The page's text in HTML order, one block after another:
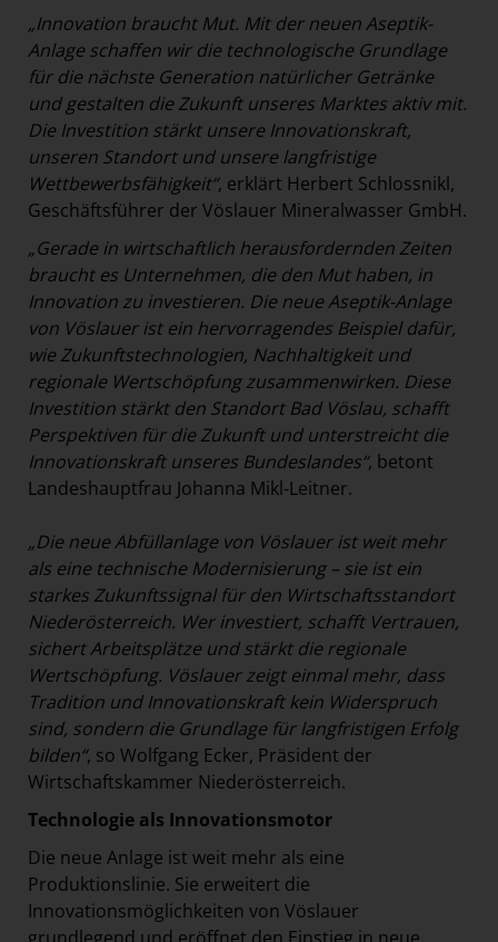
„Innovation braucht Mut. Mit der neuen Aseptik-
Anlage schaffen wir die technologische Grundlage
für die nächste Generation natürlicher Getränke
und gestalten die Zukunft unseres Marktes aktiv mit.
Die Investition stärkt unsere Innovationskraft,
unseren Standort und unsere langfristige
Wettbewerbsfähigkeit“, erklärt Herbert Schlossnikl,
Geschäftsführer der Vöslauer Mineralwasser GmbH.
„Gerade in wirtschaftlich herausfordernden Zeiten
braucht es Unternehmen, die den Mut haben, in
Innovation zu investieren. Die neue Aseptik-Anlage
von Vöslauer ist ein hervorragendes Beispiel dafür,
wie Zukunftstechnologien, Nachhaltigkeit und
regionale Wertschöpfung zusammenwirken. Diese
Investition stärkt den Standort Bad Vöslau, schafft
Perspektiven für die Zukunft und unterstreicht die
Innovationskraft unseres Bundeslandes“, betont
Landeshauptfrau Johanna Mikl-Leitner.
„Die neue Abfüllanlage von Vöslauer ist weit mehr
als eine technische Modernisierung – sie ist ein
starkes Zukunftssignal für den Wirtschaftsstandort
Niederösterreich. Wer investiert, schafft Vertrauen,
sichert Arbeitsplätze und stärkt die regionale
Wertschöpfung. Vöslauer zeigt einmal mehr, dass
Tradition und Innovationskraft kein Widerspruch
sind, sondern die Grundlage für langfristigen Erfolg
bilden“, so Wolfgang Ecker, Präsident der
Wirtschaftskammer Niederösterreich.
Technologie als Innovationsmotor
Die neue Anlage ist weit mehr als eine
Produktionslinie. Sie erweitert die
Innovationsmöglichkeiten von Vöslauer